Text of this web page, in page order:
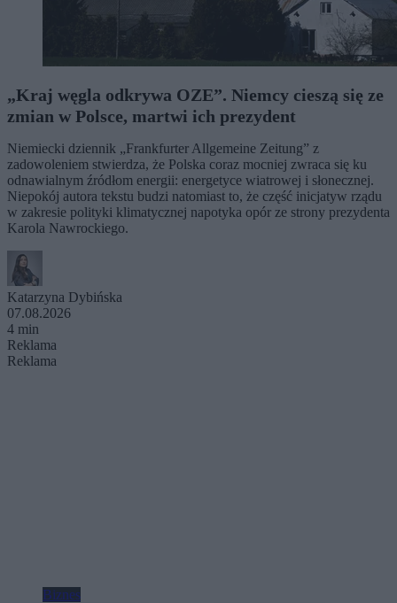
„Kraj węgla odkrywa OZE”. Niemcy cieszą się ze
zmian w Polsce, martwi ich prezydent
Niemiecki dziennik „Frankfurter Allgemeine Zeitung” z
zadowoleniem stwierdza, że Polska coraz mocniej zwraca się ku
odnawialnym źródłom energii: energetyce wiatrowej i słonecznej.
Niepokój autora tekstu budzi natomiast to, że część inicjatyw rządu
w zakresie polityki klimatycznej napotyka opór ze strony prezydenta
Karola Nawrockiego.
Katarzyna Dybińska
07.08.2026
4 min
Reklama
Reklama
Biznes